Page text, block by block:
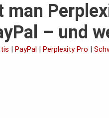
man
– und
| PayPal | Perplexity Pro |